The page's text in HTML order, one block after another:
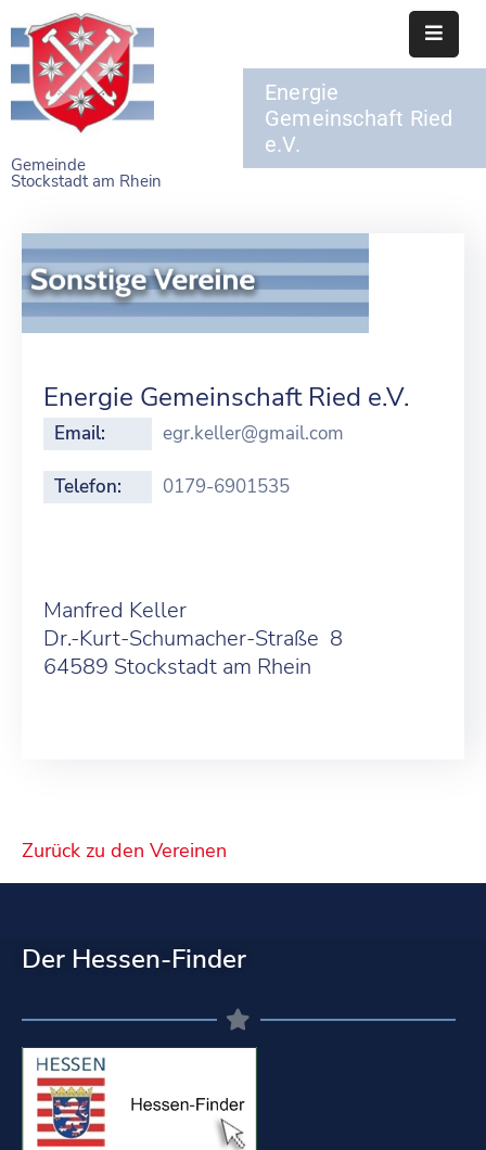
Gemeinde
Stockstadt am Rhein
STARTSEITE
BÜRGERSERVICE
NAHERHOLUNG
FREIZEITEINRICHTUNGEN
VEREINE
Energie
Gemeinschaft Ried
e.V.
Energie Gemeinschaft Ried e.V.
Email: egr.keller@gmail.com
Telefon: 0179-6901535
Manfred Keller
Dr.-Kurt-Schumacher-Straße 8
64589 Stockstadt am Rhein
Zurück zu den Vereinen
Der Hessen-Finder